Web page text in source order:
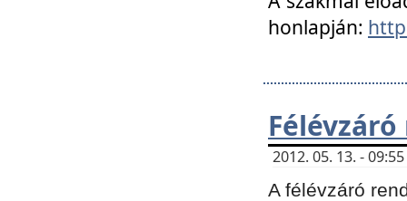
honlapján:
2012. 05. 13. -
A félévzáró